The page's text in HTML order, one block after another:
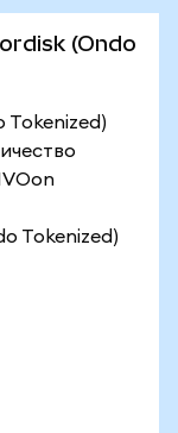
(Ondo
Tokenized)
Tokenized)